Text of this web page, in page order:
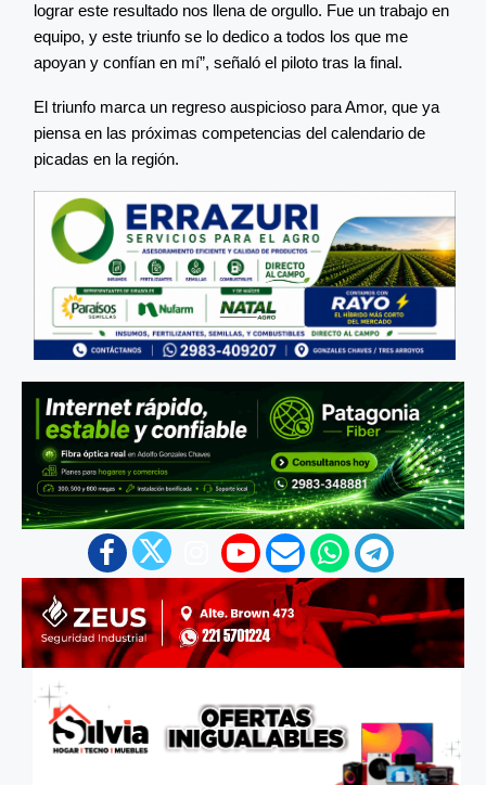
lograr este resultado nos llena de orgullo. Fue un trabajo en
equipo, y este triunfo se lo dedico a todos los que me
apoyan y confían en mí”, señaló el piloto tras la final.
El triunfo marca un regreso auspicioso para Amor, que ya
piensa en las próximas competencias del calendario de
picadas en la región.